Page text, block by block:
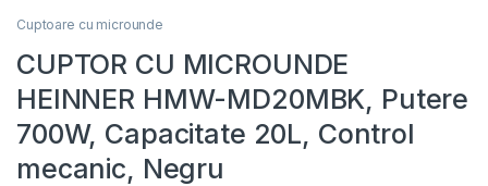
Cuptoare cu microunde
CUPTOR CU MICROUNDE
HEINNER HMW-MD20MBK, Putere
700W, Capacitate 20L, Control
mecanic, Negru